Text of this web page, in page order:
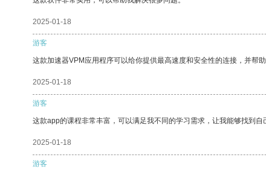
2025-01-18
游客
这款加速器VPM应用程序可以给你提供最高速度和安全性的连接，并帮助
2025-01-18
游客
这款app的课程非常丰富，可以满足我不同的学习需求，让我能够找到自
2025-01-18
游客